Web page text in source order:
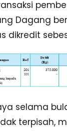
Dagang
dikredit
selama
terpisah,